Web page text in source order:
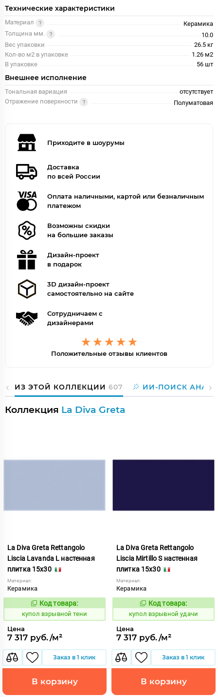
Технические характеристики
Материал
Керамика
Толщина мм.
10.0
Вес упаковки
26.5 кг
Кол-во м2 в упаковке
1.26 м2
В упаковке
56 шт
Внешнее исполнение
Тональная вариация
отсутствует
Отражение поверхности
Полуматовая
Приходите в шоурумы
Доставка
по всей России
Оплата наличными, картой или безналичным
платежом
Возможны скидки
на большие заказы
Дизайн-проект
в подарок
3D дизайн-проект
самостоятельно на сайте
Сотрудничаем с
дизайнерами
Положительные отзывы клиентов
ИЗ ЭТОЙ КОЛЛЕКЦИИ 607 ИИ-ПОИСК
Коллекция La Diva Greta
La Diva Greta Rettangolo
Liscia Lavanda L настенная
плитка 15x30
Материал:
Керамика
845603
Код товара:
купол взрывной тени
Цена
7 317 руб./м²
Заказ в 1 клик
В корзину
La Diva Greta Rettangolo
Liscia Mirtillo S настенная
плитка 15x30
Материал:
Керамика
845610
Код товара:
купол взрывной удачи
Цена
7 317 руб./м²
Заказ в 1 клик
В корзину